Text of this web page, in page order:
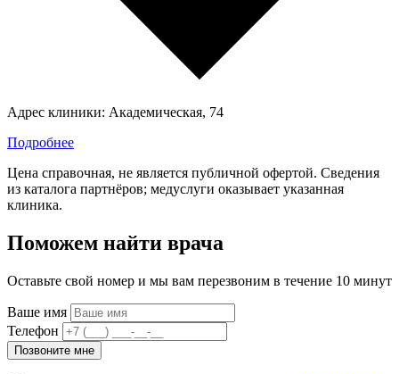
Адрес клиники: Академическая, 74
Подробнее
Цена справочная, не является публичной офертой. Сведения
из каталога партнёров; медуслуги оказывает указанная
клиника.
Поможем найти врача
Оставьте свой номер и мы вам перезвоним в течение 10 минут
Ваше имя
Телефон
Позвоните мне